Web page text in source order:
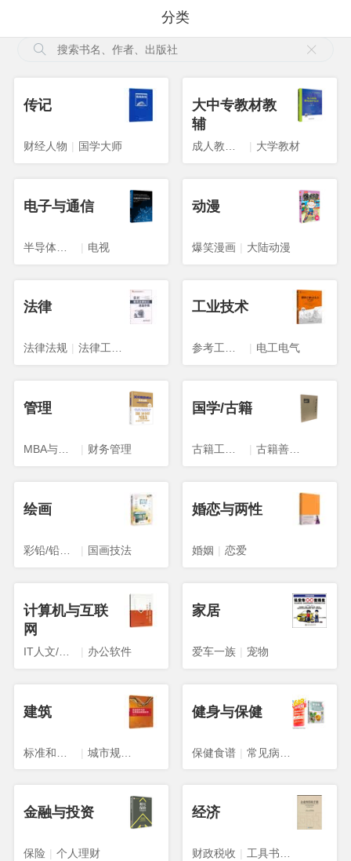
分类
传记
财经人物 | 国学大师
大中专教材教
辅
| 大学教材
电子与通信
| 电视
动漫
爆笑漫画 | 大陆动漫
法律
法律法规 | 法律工具书
工业技术
参考工具书 | 电工电气
管理
MBA与工商管理 | 财务管理
国学/古籍
古籍工具书 | 古籍善本影印本
绘画
| 国画技法
婚恋与两性
婚姻 | 恋爱
计算机与互联
网
| 办公软件
家居
爱车一族 | 宠物
建筑
| 城市规划、城市设计
健身与保健
保健食谱 |
金融与投资
保险 | 个人理财
经济
财政税收 | 工具书与参考书